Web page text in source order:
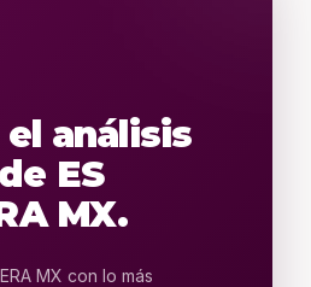
análisis
ES
MX.
MX con lo más